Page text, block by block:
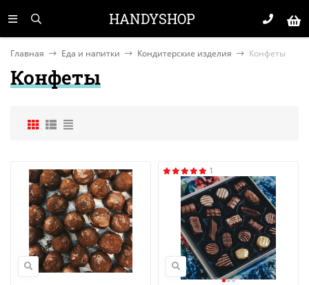
HANDYSHOP
Главная Еда и напитки Кондитерские изделия Конфеты
Конфеты
1